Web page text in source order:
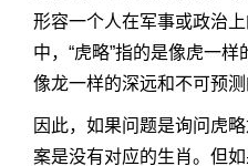
形容一个人在军事或政治
中，“虎略”指的是像虎一样
像龙一样的深远和不可预测
因此，如果问题是询问虎
案是没有对应的生肖。但